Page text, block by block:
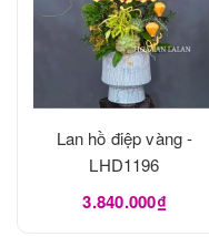
Lan hồ điệp vàng -
LHD1196
3.840.000₫